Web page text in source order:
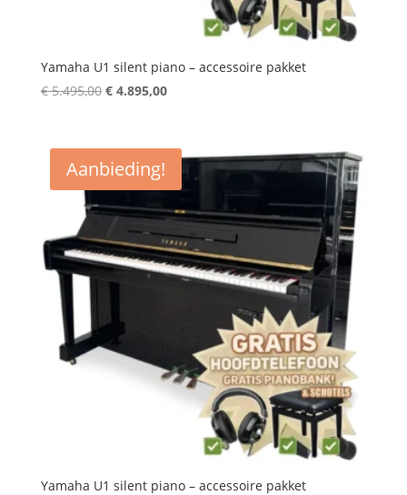
Yamaha U1 silent piano – accessoire pakket
€5.495,00 Oorspronkelijke
€ 5.495,00.
€4.895,00Huidige
€ 4.895,00.
Aanbieding!
Yamaha U1 silent piano – accessoire pakket